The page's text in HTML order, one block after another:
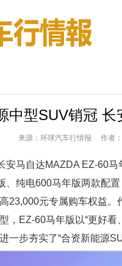
中型SUV销冠
来源：环球汽车行情报 作者
安马自达MAZDA EZ-60
、纯电600马年版两款配
23,000元专属购车权益
，EZ-60马年版以“更好
一步夯实了“合资新能源